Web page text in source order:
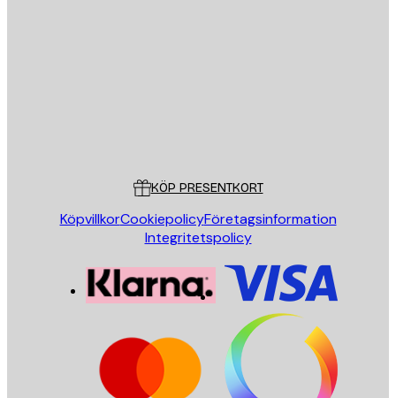
KÖP PRESENTKORT
KöpvillkorCookiepolicyFöretagsinformation
Integritetspolicy